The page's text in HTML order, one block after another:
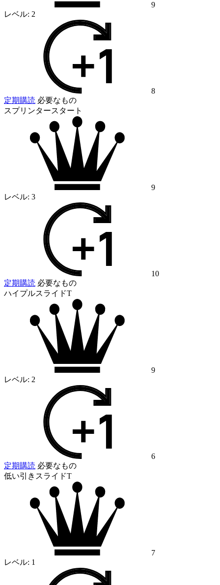
9
レベル: 2
8
定期購読 必要なもの
スプリンタースタート
9
レベル: 3
10
定期購読 必要なもの
ハイプルスライドT
9
レベル: 2
6
定期購読 必要なもの
低い引きスライドT
7
レベル: 1